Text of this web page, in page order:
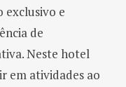
exclusivo e
de
Neste hotel
em atividades ao